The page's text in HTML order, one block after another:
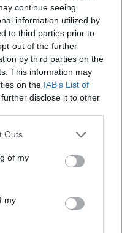
continue seeing
information utilized by
to third parties prior to
out of the further
by third parties on the
This information may
on the IAB’s List of
disclose it to other
one or more Google
You may click to
its third-party tags to
in below Google
Outs
of my
my
segnalazioni,
le tue foto
numero +39